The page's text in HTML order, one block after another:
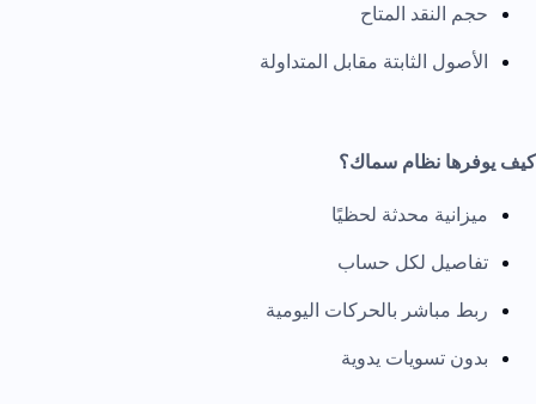
حجم النقد المتاح
الأصول الثابتة مقابل المتداولة
كيف يوفرها نظام سماك؟
ميزانية محدثة لحظيًا
تفاصيل لكل حساب
ربط مباشر بالحركات اليومية
بدون تسويات يدوية